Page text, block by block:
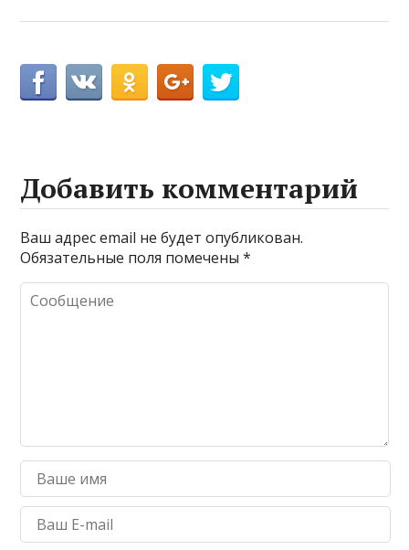
Добавить комментарий
Ваш адрес email не будет опубликован.
Обязательные поля помечены*